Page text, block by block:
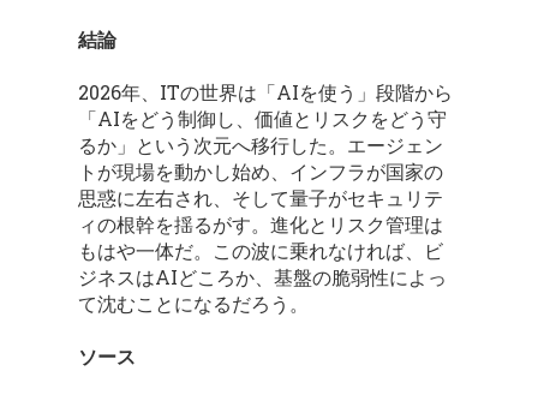
結論
2026年、ITの世界は「AIを使う」段階から
「AIをどう制御し、価値とリスクをどう守
るか」という次元へ移行した。エージェン
トが現場を動かし始め、インフラが国家の
思惑に左右され、そして量子がセキュリテ
ィの根幹を揺るがす。進化とリスク管理は
もはや一体だ。この波に乗れなければ、ビ
ジネスはAIどころか、基盤の脆弱性によっ
て沈むことになるだろう。
ソース